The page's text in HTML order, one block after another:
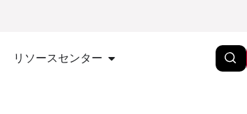
リソースセンター